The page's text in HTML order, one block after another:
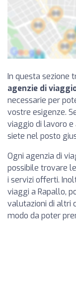
In questa sezione
agenzie di
necessarie per
vostre esigenze.
viaggio di lavoro e
siete nel posto
Ogni agenzia di
possibile trovare
i servizi offerti.
viaggi a Rapallo,
valutazioni di altri
modo da poter